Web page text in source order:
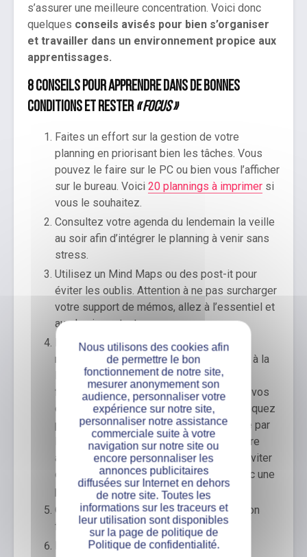
s’assurer une meilleure concentration. Voici donc
quelques conseils avisés pour bien s’organiser
et travailler dans un environnement propice aux
apprentissages.
8 conseils pour apprendre dans de bonnes
conditions et rester« focus »
Faites un effort sur la gestion de votre
planning en priorisant bien les tâches. Vous
pouvez le faire sur le PC ou bien vous l’afficher
sur le bureau. Voici 20 plannings à imprimer si
vous le souhaitez.
Consultez votre agenda du lendemain la veille
au soir afin d’intégrer le planning à venir sans
stress.
Utilisez un Mind Maps ou des post-it pour
éviter les oublis. Attention à ne pas surcharger
votre support de mémos, allez à l’essentiel et
au plus important.
Définissez un temps libre de quelques
minutes chaque jour pour vous consacrer à la
lecture des actualités concernant votre
formation et l’école. Profitez-en pour lire vos
courriels afin de vérifier que vous ne manquez
pas une information importante adressée par
l’entreprise dans laquelle vous faites votre
alternance. Prévoir ce temps peut vous éviter
de louper une information cruciale et donc une
perte de temps.
Quand vous révisiez vos cours à la maison
fermez votre porte afin d’être au calme.
Rangez et épurez votre bureau.
Nous utilisons des cookies afin
de permettre le bon
fonctionnement de notre site,
mesurer anonymement son
audience, personnaliser votre
expérience sur notre site,
personnaliser notre assistance
commerciale suite à votre
navigation sur notre site ou
encore personnaliser les
annonces publicitaires
diffusées sur Internet en dehors
de notre site. Toutes les
informations sur les traceurs et
leur utilisation sont disponibles
sur la page de politique de
Politique de confidentialité.